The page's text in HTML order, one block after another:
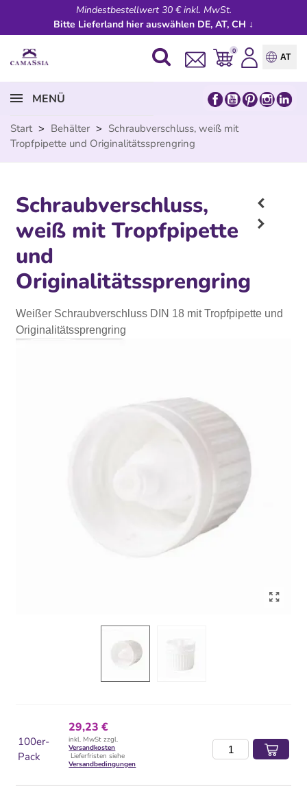
Mindestbestellwert 30 € inkl. MwSt.
Bitte Lieferland hier auswählen DE, AT, CH ↓
0
AT
MENÜ
Start > Behälter > Schraubverschluss, weiß mit
Tropfpipette und Originalitätssprengring
Schraubverschluss,
weiß mit Tropfpipette
und
Originalitätssprengring
Weißer Schraubverschluss DIN 18 mit Tropfpipette und
Originalitätssprengring
100er-
Pack
29,23 €
inkl. MwSt zzgl.
Versandkosten
Lieferfristen siehe
Versandbedingungen